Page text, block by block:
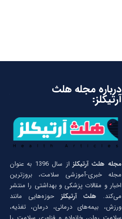
درباره مجله هلث
آرتیکلز:
مجله هلث آرتیکلز
از سال 1396 به عنوان
مجله خبری-آموزشی سلامت، بروزترین
اخبار و مقالات پزشکی و بهداشتی را منتشر
می‌کند. هلث آرتیکلز حوزه‌هایی مانند
ورزش، بیمه‌های درمانی، درمان، تغذیه،